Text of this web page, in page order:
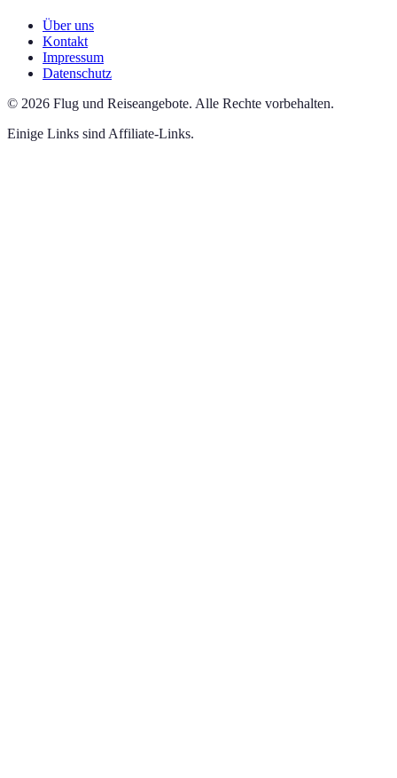
Über uns
Kontakt
Impressum
Datenschutz
© 2026 Flug und Reiseangebote. Alle Rechte vorbehalten.
Einige Links sind Affiliate-Links.